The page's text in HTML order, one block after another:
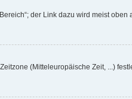
der Link dazu wird meist oben
(Mitteleuropäische Zeit, ...)